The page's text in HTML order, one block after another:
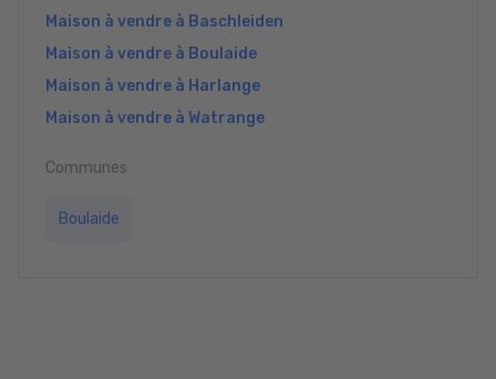
Maison à vendre à Baschleiden
Maison à vendre à Boulaide
Maison à vendre à Harlange
Maison à vendre à Watrange
Communes
Boulaide